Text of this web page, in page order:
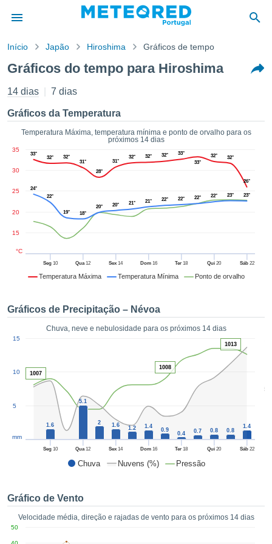
da
foi
por
para
que as
a este
opções:
e
forma
digital
de alta
sem
botão
o
no
como
CONTINUAR
CONFIGURAÇÕES
Início Japão Hiroshima Gráficos de tempo
Gráficos do tempo para Hiroshima
14 dias 7 dias
Gráficos da Temperatura
Temperatura Máxima, temperatura mínima e ponto de orvalho para os
próximos 14 dias
Temperatura Máxima Temperatura Mínima Ponto de orvalho
Seg10 Qua12 Sex 14 Dom16 Ter 18 Qui 20 Sáb22
15
20
25
30
35
°C
33°
32°
32°
31°
28°
31°
32° 32° 32°
33°
33°
32° 32°
26°
24°
22°
19° 18°
20° 20° 21° 21° 22° 22° 22° 22° 23° 23°
Gráficos de Precipitação – Névoa
Chuva, neve e nebulosidade para os próximos 14 dias
Chuva Nuvens (%) Pressão
50
Seg10 Qua12 Sex 14 Dom16 Ter 18 Qui 20 Sáb22
5
10
15
mm
1.6
5.1
2 1.6 1.2 1.4
0.9
0.4 0.7 0.8 0.8
1.4
1007
1008
1013
Gráfico de Vento
Velocidade média, direção e rajadas de vento para os próximos 14 dias
50